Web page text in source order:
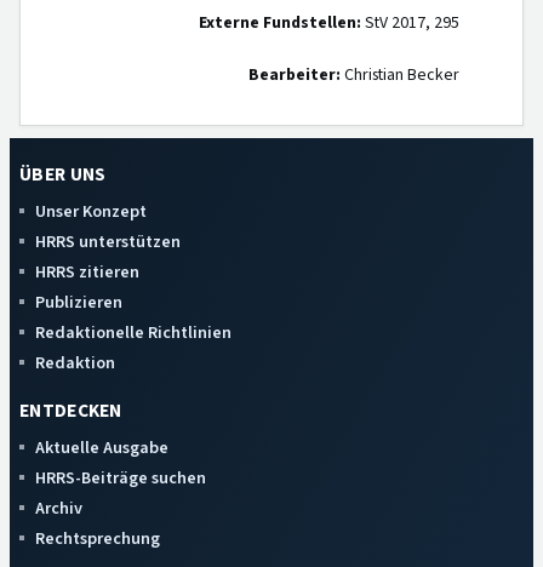
Externe Fundstellen: StV 2017, 295
Bearbeiter: Christian Becker
ÜBER UNS
Unser Konzept
HRRS unterstützen
HRRS zitieren
Publizieren
Redaktionelle Richtlinien
Redaktion
ENTDECKEN
Aktuelle Ausgabe
HRRS-Beiträge suchen
Archiv
Rechtsprechung